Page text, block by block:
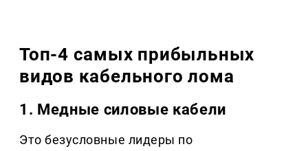
Топ-4 самых прибыльных
видов кабельного лома
1. Медные силовые кабели
Это безусловные лидеры по